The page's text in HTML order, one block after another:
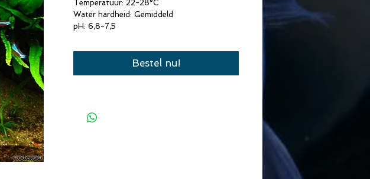
Temperatuur: 22-28°C
Water hardheid: Gemiddeld
pH: 6,8-7,5
Bestel nu!